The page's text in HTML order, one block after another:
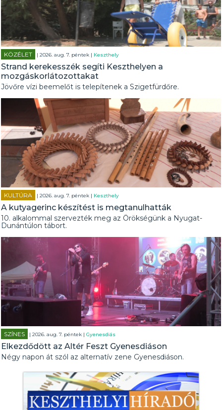
KÖZÉLET | 2026. aug. 7. péntek | Keszthely
Strand kerekesszék segíti Keszthelyen a
mozgáskorlátozottakat
Jövőre vízi beemelőt is telepítenek a Szigetfürdőre.
KULTÚRA | 2026. aug. 7. péntek | Keszthely
A kutyagerinc készítést is megtanulhatták
10. alkalommal szervezték meg az Örökségünk a Nyugat-
Dunántúlon tábort.
SZÍNES | 2026. aug. 7. péntek |Gyenesdiás
Elkezdődött az Altér Feszt Gyenesdiáson
Négy napon át szól az alternatív zene Gyenesdiáson.